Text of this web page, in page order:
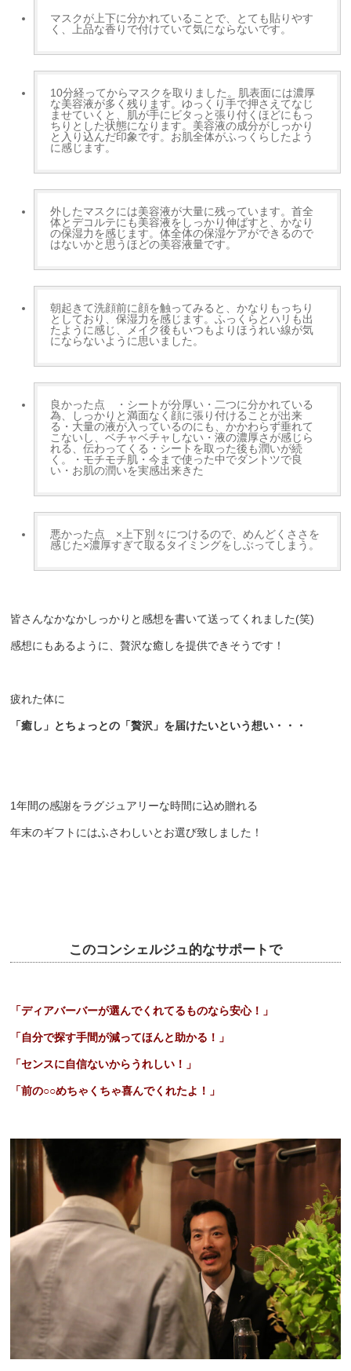
マスクが上下に分かれていることで、とても貼りやす
く、上品な香りで付けていて気にならないです。
10分経ってからマスクを取りました。肌表面には濃厚
な美容液が多く残ります。ゆっくり手で押さえてなじ
ませていくと、肌が手にビタっと張り付くほどにもっ
ちりとした状態になります。美容液の成分がしっかり
と入り込んだ印象です。お肌全体がふっくらしたよう
に感じます。
外したマスクには美容液が大量に残っています。首全
体とデコルテにも美容液をしっかり伸ばすと、かなり
の保湿力を感じます。体全体の保湿ケアができるので
はないかと思うほどの美容液量です。
朝起きて洗顔前に顔を触ってみると、かなりもっちり
としており、保湿力を感じます。ふっくらとハリも出
たように感じ、メイク後もいつもよりほうれい線が気
にならないように思いました。
良かった点 ・シートが分厚い・ 二つに分かれている
為、しっかりと満面なく顔に張り付けることが出来
る ・大量の液が入っているのにも、かかわらず垂れて
こないし、ベチャベチャしない ・液の濃厚さが感じら
れる、伝わってくる ・シートを取った後も潤いが続
く。
・モチモチ肌 ・今まで使った中でダントツで良
い ・お肌の潤いを実感出来きた
悪かった点 ×上下別々につけるので、めんどくささを
感じた×濃厚すぎて取るタイミングをしぶってしまう。
皆さんなかなかしっかりと感想を書いて送ってくれました(笑)
感想にもあるように、贅沢な癒しを提供できそうです！
疲れた体に
「癒し」とちょっとの「贅沢」を届けたいという想い・・・
1年間の感謝をラグジュアリーな時間に込め贈れる
年末のギフトにはふさわしいとお選び致しました！
このコンシェルジュ的なサポートで
「ディアバーバーが選んでくれてるものなら安心！」
「自分で探す手間が減ってほんと助かる！」
「センスに自信ないからうれしい！」
「前の○○めちゃくちゃ喜んでくれたよ！」